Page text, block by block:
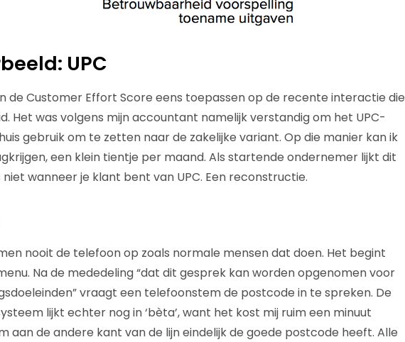
UPC
de Customer Effort Score eens toepassen op de recente interactie die
Het was volgens mijn accountant namelijk verstandig om het UPC-
gebruik om te zetten naar de zakelijke variant. Op die manier kan ik
een klein tientje per maand. Als startende ondernemer lijkt dit
niet wanneer je klant bent van UPC. Een reconstructie.
nooit de telefoon op zoals normale mensen dat doen. Het begint
Na de mededeling “dat dit gesprek kan worden opgenomen voor
vraagt een telefoonstem de postcode in te spreken. De
lijkt echter nog in ‘bèta’, want het kost mij ruim een minuut
aan de andere kant van de lijn eindelijk de goede postcode heeft. Alle